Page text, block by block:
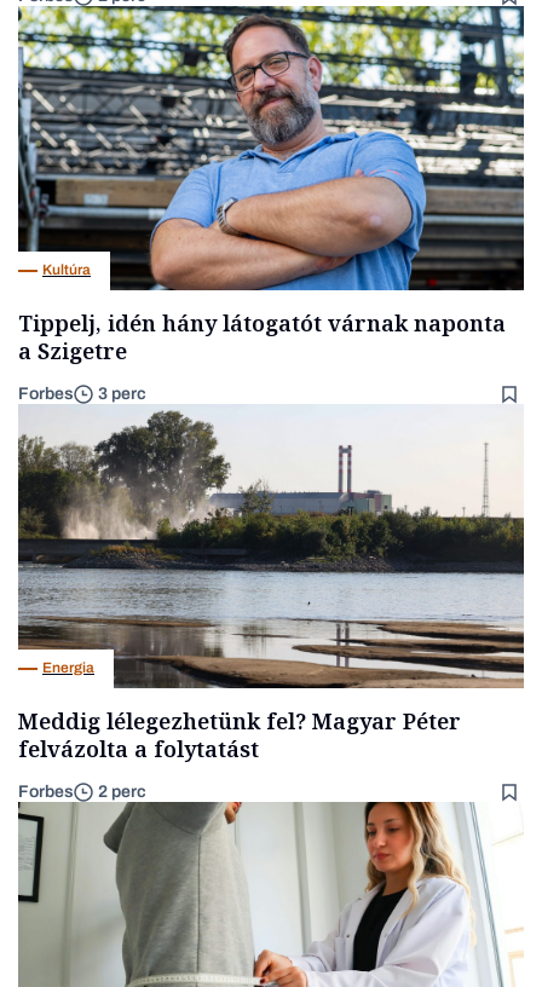
Kultúra
Tippelj, idén hány látogatót várnak naponta
a Szigetre
Forbes 3 perc
Energia
Meddig lélegezhetünk fel? Magyar Péter
felvázolta a folytatást
Forbes 2 perc